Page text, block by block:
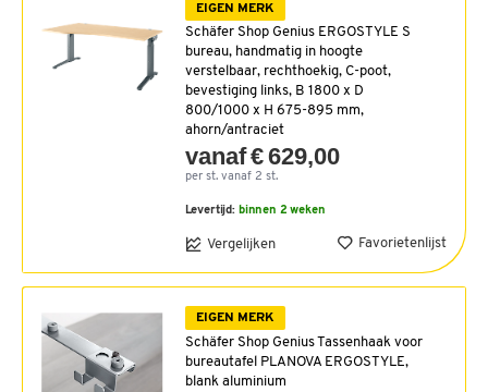
EIGEN MERK
Schäfer Shop Genius ERGOSTYLE S
bureau, handmatig in hoogte
verstelbaar, rechthoekig, C-poot,
bevestiging links, B 1800 x D
800/1000 x H 675-895 mm,
ahorn/antraciet
vanaf € 629,00
per st. vanaf 2 st.
Levertijd: binnen 2 weken
Vergelijken Favorietenlijst
EIGEN MERK
Schäfer Shop Genius Tassenhaak voor
bureautafel PLANOVA ERGOSTYLE,
blank aluminium